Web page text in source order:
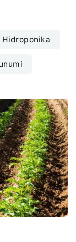
Hidroponika